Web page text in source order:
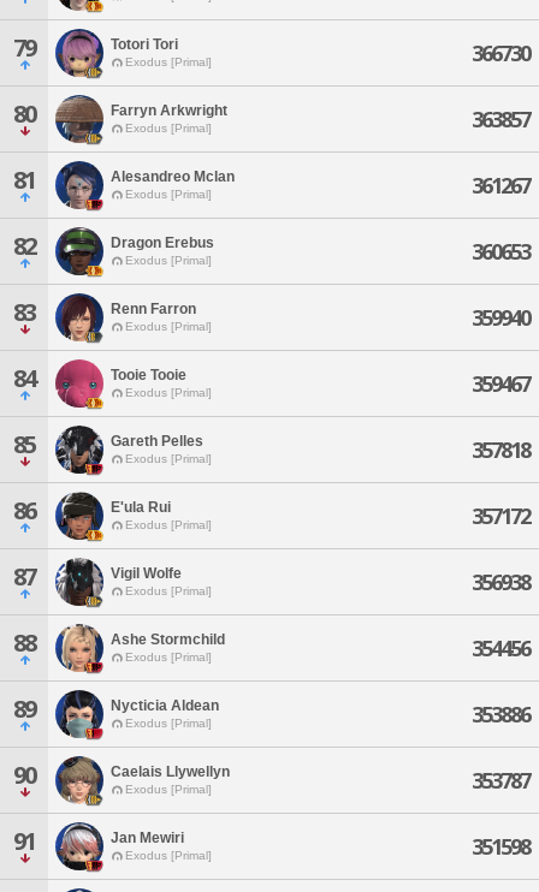
79 Totori Tori
Exodus [Primal] 366730
80 Farryn Arkwright
Exodus [Primal] 363857
81 Alesandreo Mclan
Exodus [Primal] 361267
82 Dragon Erebus
Exodus [Primal] 360653
83 Renn Farron
Exodus [Primal] 359940
84 Tooie Tooie
Exodus [Primal] 359467
85 Gareth Pelles
Exodus [Primal] 357818
86 E'ula Rui
Exodus [Primal] 357172
87 Vigil Wolfe
Exodus [Primal] 356938
88 Ashe Stormchild
Exodus [Primal] 354456
89 Nycticia Aldean
Exodus [Primal] 353886
90 Caelais Llywellyn
Exodus [Primal] 353787
91 Jan Mewiri
Exodus [Primal] 351598